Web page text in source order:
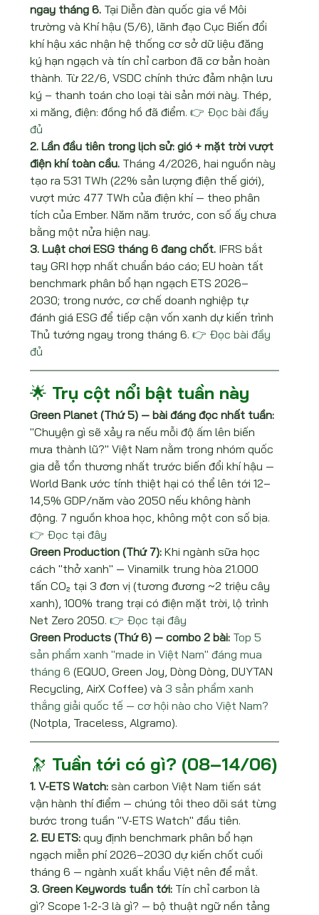
ngay tháng 6. Tại Diễn đàn quốc gia về Môi
trường và Khí hậu (5/6), lãnh đạo Cục Biến đổi
khí hậu xác nhận hệ thống cơ sở dữ liệu đăng
ký hạn ngạch và tín chỉ carbon đã cơ bản hoàn
thành. Từ 22/6, VSDC chính thức đảm nhận lưu
ký – thanh toán cho loại tài sản mới này. Thép,
xi măng, điện: đồng hồ đã điểm. 👉 Đọc bài đầy
đủ
2. Lần đầu tiên trong lịch sử: gió + mặt trời vượt
điện khí toàn cầu. Tháng 4/2026, hai nguồn này
tạo ra 531 TWh (22% sản lượng điện thế giới),
vượt mức 477 TWh của điện khí — theo phân
tích của Ember. Năm năm trước, con số ấy chưa
bằng một nửa hiện nay.
3. Luật chơi ESG tháng 6 đang chốt. IFRS bắt
tay GRI hợp nhất chuẩn báo cáo; EU hoàn tất
benchmark phân bổ hạn ngạch ETS 2026–
2030; trong nước, cơ chế doanh nghiệp tự
đánh giá ESG để tiếp cận vốn xanh dự kiến trình
Thủ tướng ngay trong tháng 6. 👉 Đọc bài đầy
đủ
🌟 Trụ cột nổi bật tuần này
Green Planet (Thứ 5) — bài đáng đọc nhất tuần:
"Chuyện gì sẽ xảy ra nếu mỗi độ ấm lên biến
mưa thành lũ?" Việt Nam nằm trong nhóm quốc
gia dễ tổn thương nhất trước biến đổi khí hậu —
World Bank ước tính thiệt hại có thể lên tới 12–
14,5% GDP/năm vào 2050 nếu không hành
động. 7 nguồn khoa học, không một con số bịa.
👉 Đọc tại đây
Green Production (Thứ 7): Khi ngành sữa học
cách "thở xanh" — Vinamilk trung hòa 21.000
tấn CO₂ tại 3 đơn vị (tương đương ~2 triệu cây
xanh), 100% trang trại có điện mặt trời, lộ trình
Net Zero 2050. 👉 Đọc tại đây
Green Products (Thứ 6) — combo 2 bài: Top 5
sản phẩm xanh "made in Việt Nam" đáng mua
tháng 6 (EQUO, Green Joy, Dòng Dòng, DUYTAN
Recycling, AirX Coffee) và 3 sản phẩm xanh
thắng giải quốc tế — cơ hội nào cho Việt Nam?
(Notpla, Traceless, Algramo).
🔭 Tuần tới có gì? (08–14/06)
1. V-ETS Watch: sàn carbon Việt Nam tiến sát
vận hành thí điểm — chúng tôi theo dõi sát từng
bước trong tuần "V-ETS Watch" đầu tiên.
2. EU ETS: quy định benchmark phân bổ hạn
ngạch miễn phí 2026–2030 dự kiến chốt cuối
tháng 6 — ngành xuất khẩu Việt nên để mắt.
3. Green Keywords tuần tới: Tín chỉ carbon là
gì? Scope 1-2-3 là gì? — bộ thuật ngữ nền tảng